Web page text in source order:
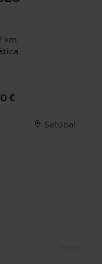
km
€
Setúbal